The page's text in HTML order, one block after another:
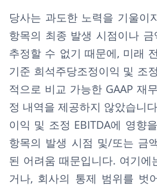
당사는 과도한 노력을 기울이
항목의 최종 발생 시점이나
추정할 수 없기 때문에, 미래
기준 희석주당조정이익 및 조
적으로 비교 가능한 GAAP 재
정 내역을 제공하지 않았습니
이익 및 조정 EBITDA에 영향
항목의 발생 시점 및/또는 금
된 어려움 때문입니다. 여기에
거나, 회사의 통제 범위를 벗